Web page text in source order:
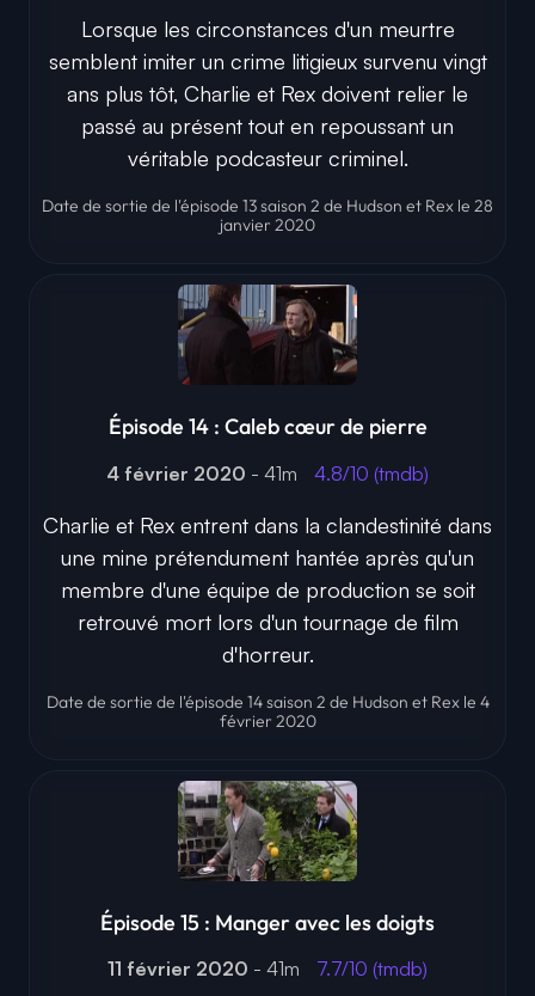
Lorsque les circonstances d'un meurtre
semblent imiter un crime litigieux survenu vingt
ans plus tôt, Charlie et Rex doivent relier le
passé au présent tout en repoussant un
véritable podcasteur criminel.
Date de sortie de l'épisode 13 saison 2 de Hudson et Rex le 28
janvier 2020
Épisode 14 : Caleb cœur de pierre
4 février 2020 - 41m 4.8/10 (tmdb)
Charlie et Rex entrent dans la clandestinité dans
une mine prétendument hantée après qu'un
membre d'une équipe de production se soit
retrouvé mort lors d'un tournage de film
d'horreur.
Date de sortie de l'épisode 14 saison 2 de Hudson et Rex le 4
février 2020
Épisode 15 : Manger avec les doigts
11 février 2020 - 41m 7.7/10 (tmdb)